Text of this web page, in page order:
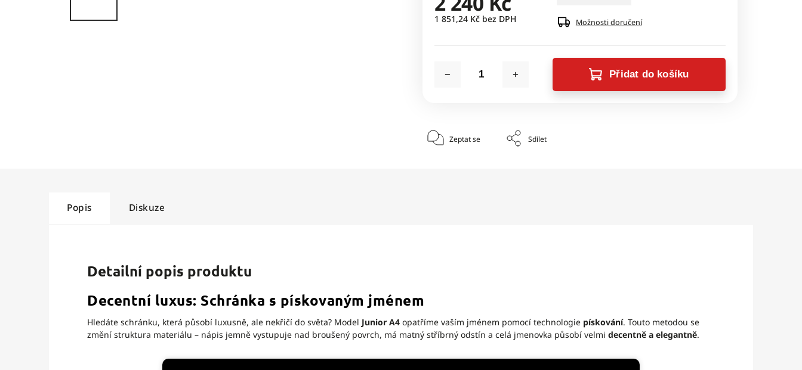
1 851,24 Kč bez DPH Možnosti doručení
Přidat do košíku
Zeptat se Sdílet
Popis Diskuze
Detailní popis produktu
Decentní luxus: Schránka s pískovaným jménem
Hledáte schránku, která působí luxusně, ale nekřičí do světa? Model Junior A4 opatříme vaším jménem pomocí technologie pískování. Touto metodou se
změní struktura materiálu – nápis jemně vystupuje nad broušený povrch, má matný stříbrný odstín a celá jmenovka působí velmidecentně a elegantně.